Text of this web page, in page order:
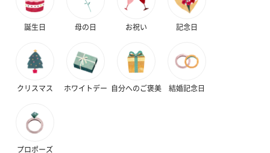
ハンドタオル・ハンカチ
ハンドタオル・ハンカチを同梱してお届けいたします。ギフトへ
の＋αにおすすめです。
誕生日 母の日 お祝い 記念日
クリスマス ホワイトデー 自分へのご褒美 結婚記念日
プロポーズ